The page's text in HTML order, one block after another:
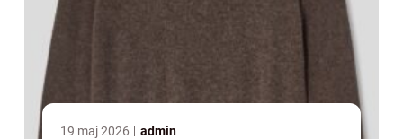
19 maj 2026 admin